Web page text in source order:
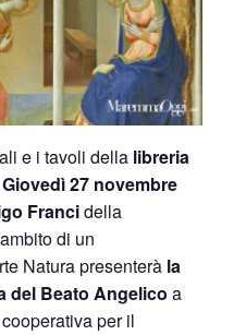
e i tavoli della libreria
Giovedì 27 novembre
Francidella
di un
Natura presenterà la
del Beato Angelico a
per il